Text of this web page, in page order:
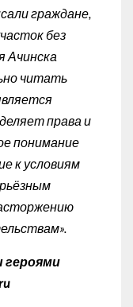
граждане,
без
Ачинска
читать
права и
понимание
к условиям